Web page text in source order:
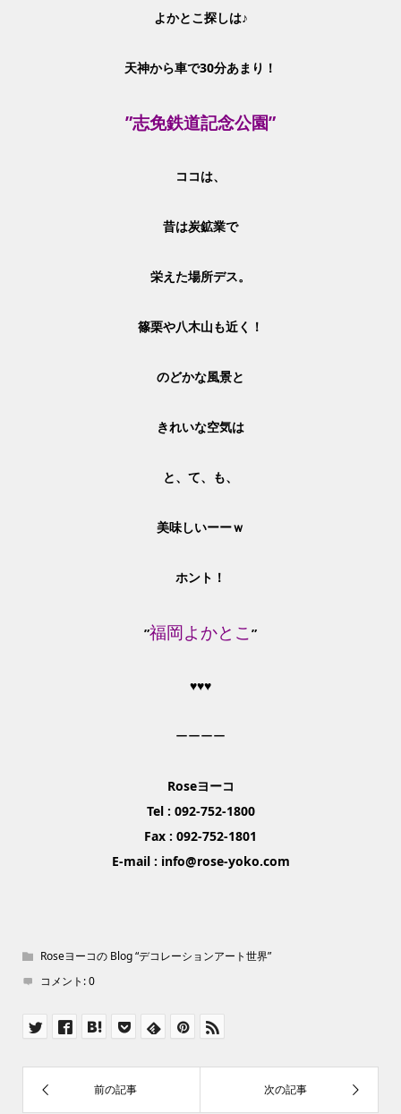
よかとこ探しは♪
天神から車で30分あまり！
”志免鉄道記念公園”
ココは、
昔は炭鉱業で
栄えた場所デス。
篠栗や八木山も近く！
のどかな風景と
きれいな空気は
と、て、も、
美味しいーーｗ
ホント！
”福岡よかとこ”
♥♥♥
ーーーー
Roseヨーコ
Tel : 092-752-1800
Fax : 092-752-1801
E-mail : info@rose-yoko.com
Roseヨーコの Blog “デコレーションアート世界”
コメント:0